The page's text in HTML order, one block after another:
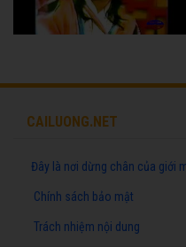
CAILUONG.NET
Đây là nơi dừng chân của giới
Chính sách bảo mật
Trách nhiệm nội dung